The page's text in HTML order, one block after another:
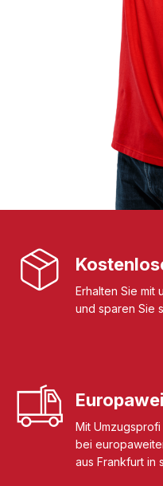
Erhalten Sie mit
und sparen Sie
Mit Umzugsprofi
bei
aus Frankfurt in